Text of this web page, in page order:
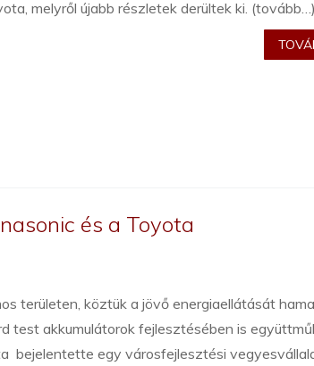
melyről újabb részletek derültek ki. (tovább…)
és a Toyota
területen, köztük a jövő energiaellátását
test akkumulátorok fejlesztésében is
bejelentette egy városfejlesztési